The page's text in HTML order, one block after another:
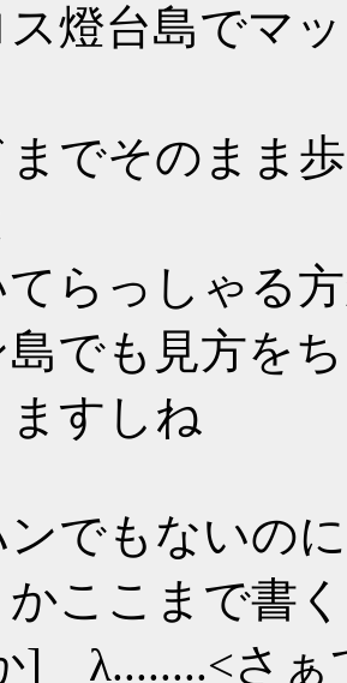
ス燈台島でマ
までそのまま
らっしゃる
でも見方を
すしね
ンでもないの
かここまで書
] λ........<さぁ